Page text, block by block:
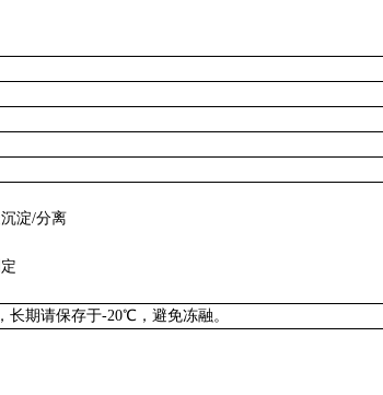
淀/分离
期请保存于-20℃，避免冻融。